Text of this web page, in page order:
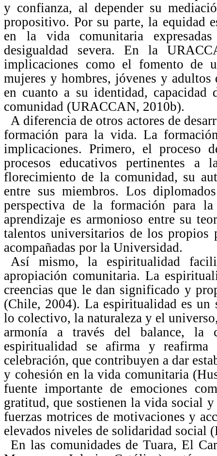
y confianza, al depender su
propositivo. Por su parte, la equidad
en la vida comunitaria
desigualdad severa. En la
implicaciones como el fomento de
mujeres y hombres, jóvenes y adultos
en cuanto a su identidad,
comunidad (URACCAN, 2010b).
A diferencia de otros actores de
formación para la vida. La
implicaciones. Primero, el proceso
procesos educativos pertinentes a
florecimiento de la comunidad, su
entre sus miembros. Los
perspectiva de la formación para la
aprendizaje es armonioso entre su
talentos universitarios de los propios
acompañadas por la Universidad.
Así mismo, la espiritualidad
apropiación comunitaria. La
creencias que le dan significado y
(Chile, 2004). La espiritualidad es
lo colectivo, la naturaleza y el
armonía a través del balance, la
espiritualidad se afirma y reafirma
celebración, que contribuyen a dar
y cohesión en la vida comunitaria
fuente importante de emociones
gratitud, que sostienen la vida social
fuerzas motrices de motivaciones y
elevados niveles de solidaridad social
En las comunidades de Tuara, El